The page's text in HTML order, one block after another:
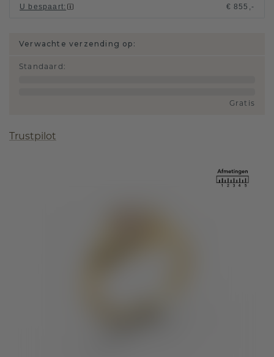
U bespaart: € 855,-
Verwachte verzending op:
Standaard :
Gratis
Trustpilot